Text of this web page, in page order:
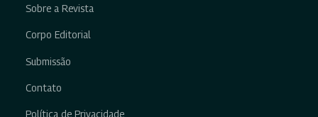
Sobre a Revista
Corpo Editorial
Submissão
Contato
Política de Privacidade